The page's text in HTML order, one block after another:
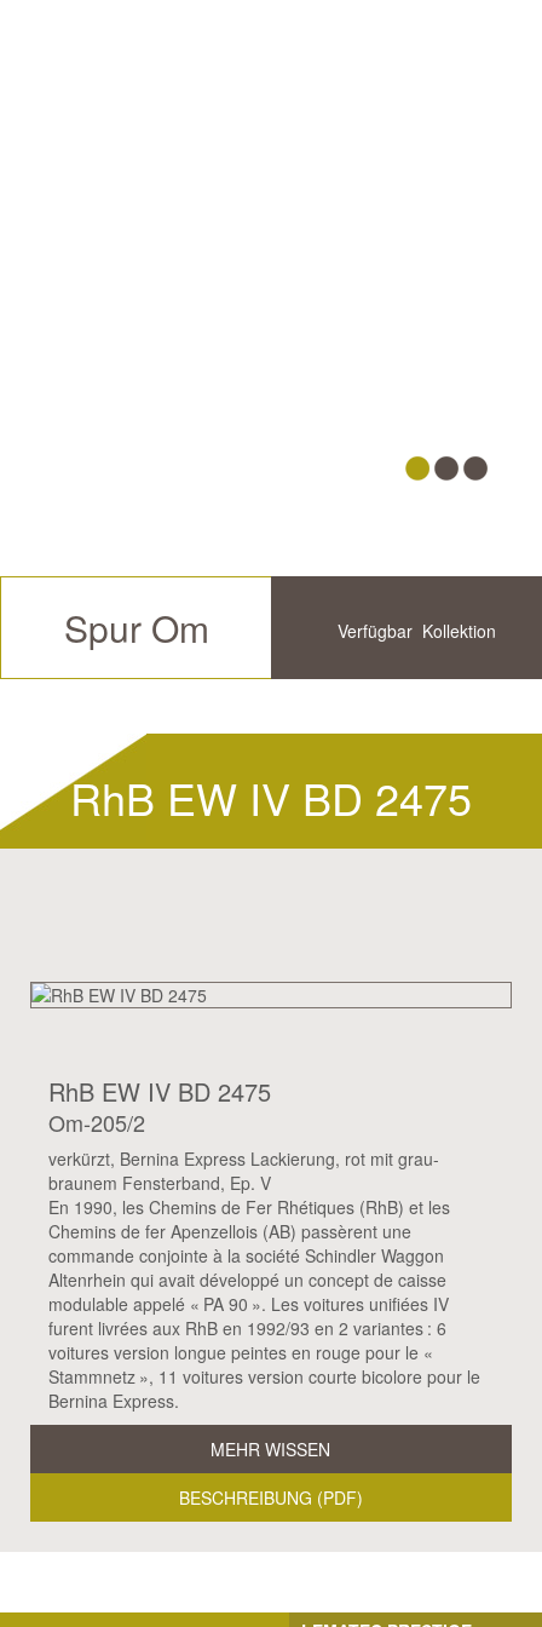
Spur Om Verfügbar Kollektion
RhB EW IV BD 2475
RhB EW IV BD 2475
Om-205/2
verkürzt, Bernina Express Lackierung, rot mit grau-
braunem Fensterband, Ep. V
En 1990, les Chemins de Fer Rhétiques (RhB) et les
Chemins de fer Apenzellois (AB) passèrent une
commande conjointe à la société Schindler Waggon
Altenrhein qui avait développé un concept de caisse
modulable appelé « PA 90 ». Les voitures unifiées IV
furent livrées aux RhB en 1992/93 en 2 variantes : 6
voitures version longue peintes en rouge pour le «
Stammnetz », 11 voitures version courte bicolore pour le
Bernina Express.
MEHR WISSEN
BESCHREIBUNG (PDF)